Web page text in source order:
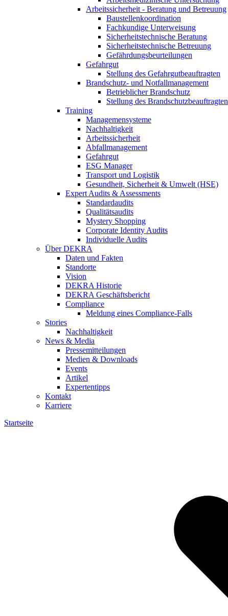
Arbeitssicherheit - Beratung und Betreuung
Baustellenkoordination
Fachkundige Unterweisung
Sicherheitstechnische Beratung
Sicherheitstechnische Betreuung
Gefährdungsbeurteilungen
Gefahrgut
Stellung des Gefahrgutbeauftragten
Brandschutz- und Notfallmanagement
Betrieblicher Brandschutz
Stellung des Brandschutzbeauftragten
Training
Managemensysteme
Nachhaltigkeit
Arbeitssicherheit
Abfallmanagement
Gefahrgut
ESG Manager
Transport und Logistik
Gesundheit, Sicherheit & Umwelt (HSE)
Expert Audits & Assessments
Standardaudits
Qualitätsaudits
Mystery Shopping
Corporate Identity Audits
Individuelle Audits
Über DEKRA
Daten und Fakten
Standorte
Vision
DEKRA Historie
DEKRA Geschäftsbericht
Compliance
Meldung eines Compliance-Falls
Stories
Nachhaltigkeit
News & Media
Pressemitteilungen
Medien & Downloads
Events
Artikel
Expertentipps
Kontakt
Karriere
Startseite